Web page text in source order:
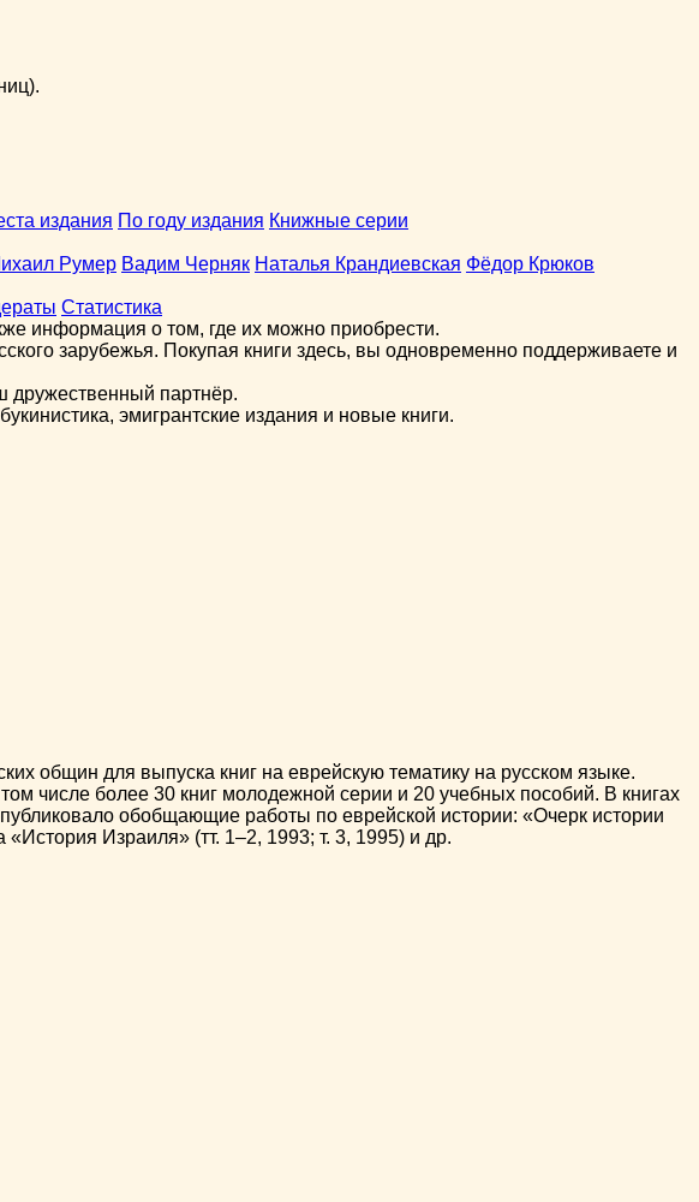
издания По году издания Книжные серии
Румер Вадим Черняк Наталья Крандиевская Фёдор Крюков
Статистика
информация о том, где их можно приобрести.
зарубежья. Покупая книги здесь, вы одновременно поддерживаете и
дружественный партнёр.
эмигрантские издания и новые книги.
общин для выпуска книг на еврейскую тематику на русском языке.
числе более 30 книг молодежной серии и 20 учебных пособий. В книгах
обобщающие работы по еврейской истории: «Очерк истории
Израиля» (тт. 1–2, 1993; т. 3, 1995) и др.